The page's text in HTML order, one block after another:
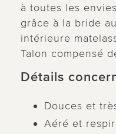
à toutes les
grâce à la bride
intérieure
Talon compensé
Détails
Douces et
Aéré et